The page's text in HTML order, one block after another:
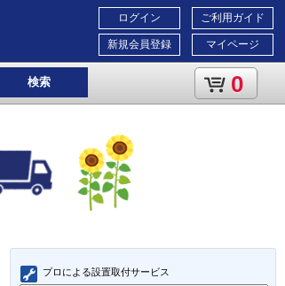
ご利用ガイド
マイページ
ログイン
新規会員登録
検索 0
プロによる設置取付サービス